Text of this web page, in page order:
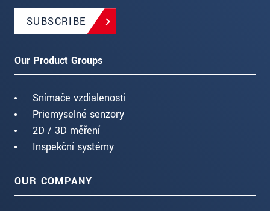
SUBSCRIBE
Our Product Groups
Snímače vzdialenosti
Priemyselné senzory
2D / 3D měření
Inspekční systémy
OUR COMPANY